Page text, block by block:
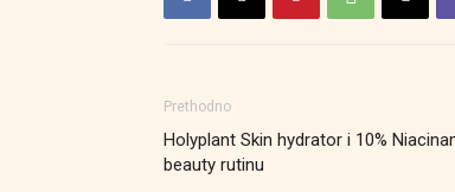
Prethodno
Holyplant Skin hydrator i 10%
beauty rutinu